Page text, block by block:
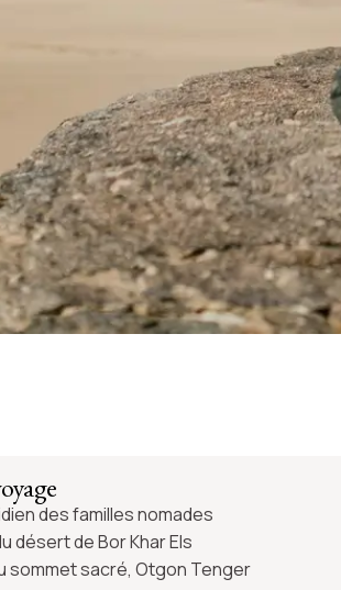
au
des nomades
des familles nomades
désert de Bor Khar Els
sommet sacré, Otgon Tenger